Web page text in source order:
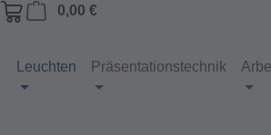
0,00 €Warenkorb enthält 0
Leuchten Präsentationstechnik